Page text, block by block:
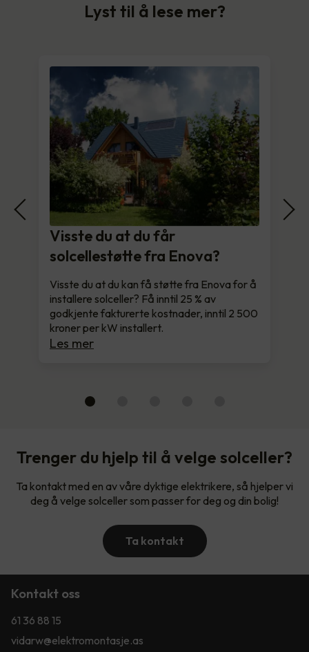
Lyst til å lese mer?
Visste du at du får
solcellestøtte fra Enova?
Visste du at du kan få støtte fra Enova for å
installere solceller? Få inntil 25 % av
godkjente fakturerte kostnader, inntil 2 500
kroner per kW installert.
Les mer
Trenger du hjelp til å velge solceller?
Ta kontakt med en av våre dyktige elektrikere, så hjelper vi
deg å velge solceller som passer for deg og din bolig!
Ta kontakt
Kontakt oss
61 36 88 15
vidarw@elektromontasje.as